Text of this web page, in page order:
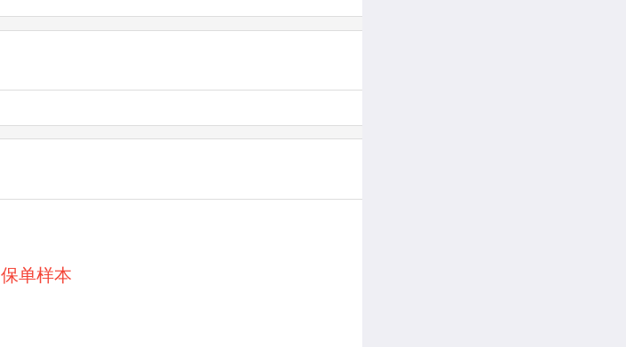
保单样本